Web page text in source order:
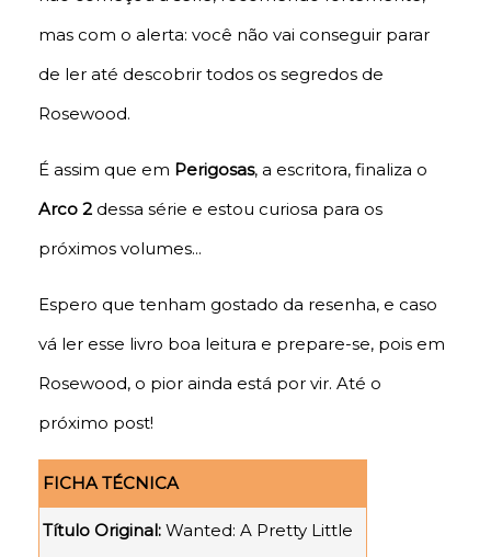
mas com o alerta: você não vai conseguir parar
de ler até descobrir todos os segredos de
Rosewood.
É assim que em Perigosas, a escritora, finaliza o
Arco 2 dessa série e estou curiosa para os
próximos volumes...
Espero que tenham gostado da resenha, e caso
vá ler esse livro boa leitura e prepare-se, pois em
Rosewood, o pior ainda está por vir. Até o
próximo post!
FICHA TÉCNICA
Título Original: Wanted: A Pretty Little